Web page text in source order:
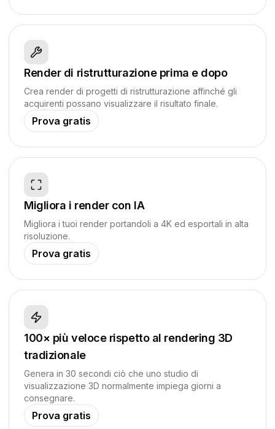
Render di ristrutturazione prima e dopo
Crea render di progetti di ristrutturazione affinché gli
acquirenti possano visualizzare il risultato finale.
Prova gratis
Migliora i render con IA
Migliora i tuoi render portandoli a 4K ed esportali in alta
risoluzione.
Prova gratis
100× più veloce rispetto al rendering 3D
tradizionale
Genera in 30 secondi ciò che uno studio di
visualizzazione 3D normalmente impiega giorni a
consegnare.
Prova gratis